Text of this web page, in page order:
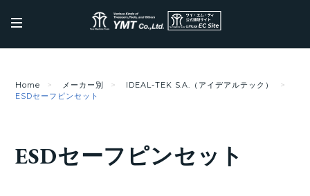
Home メーカー別
IDEAL-TEK S.A.（アイデアルテック）
ESDセーフピンセット
ESDセーフピンセット